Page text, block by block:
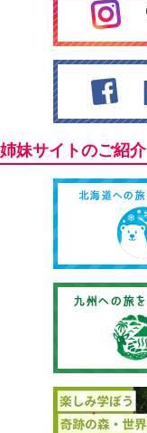
姉妹サイトのご紹介